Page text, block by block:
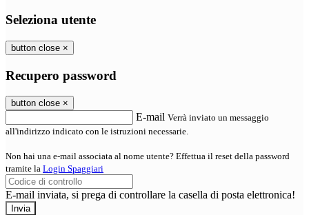
Seleziona utente
button close ×
Recupero password
button close ×
E-mail Verrà inviato un messaggio
all'indirizzo indicato con le istruzioni necessarie.
Non hai una e-mail associata al nome utente? Effettua il reset della password
tramite la Login Spaggiari
E-mail inviata, si prega di controllare la casella di posta elettronica!